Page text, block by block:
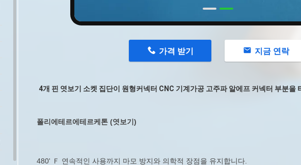
가격 받기 지금 연락
4개 핀 엿보기 소켓 집단이 원형커넥터 CNC 기계가공 고주파 알에프 커넥터 부분을
폴리에테르에테르케톤 (엿보기)
480' Ｆ 연속적인 사용까지 마모 방지와 의학적 장점을 유지합니다.